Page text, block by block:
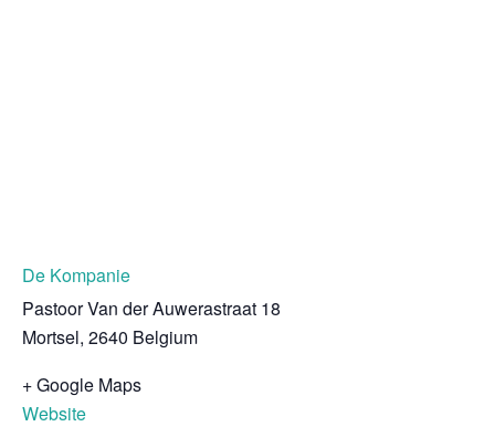
De Kompanie
Pastoor Van der Auwerastraat 18
Mortsel, 2640 Belgium
+ Google Maps
Website